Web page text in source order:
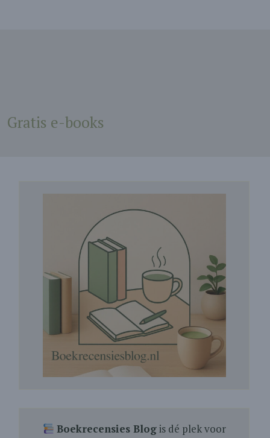
Gratis e-books
Boekrecensies Blogis dé plek voor